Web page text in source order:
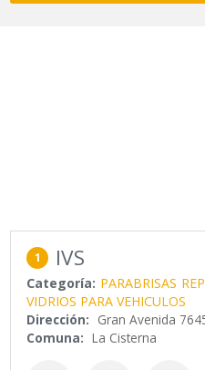
1 IVS
Categoría: PARABRISAS
VIDRIOS PARA VEHICULOS
Dirección: Gran Avenida
Comuna: La Cisterna